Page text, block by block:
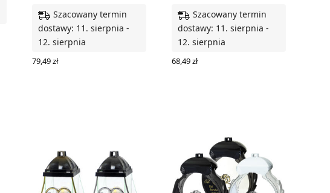
Szacowany termin
dostawy: 11. sierpnia -
12. sierpnia
79,49zł
Szacowany termin
dostawy: 11. sierpnia -
12. sierpnia
68,49zł